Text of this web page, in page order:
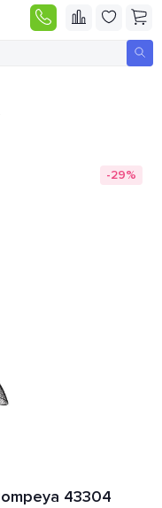
-29%
43304